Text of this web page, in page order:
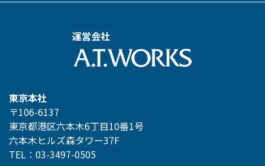
運営会社
東京本社
〒106-6137
東京都港区六本木6丁目10番1号
六本木ヒルズ森タワー37F
TEL：03-3497-0505